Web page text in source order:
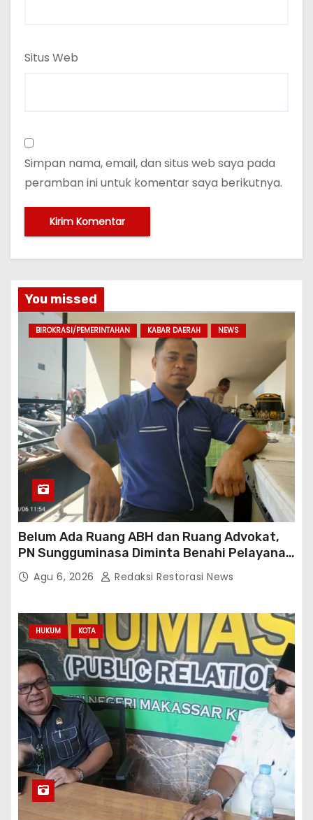
Situs Web
Simpan nama, email, dan situs web saya pada
peramban ini untuk komentar saya berikutnya.
You missed
BIROKRASI/PEMERINTAHAN KABAR DAERAH NEWS
Belum Ada Ruang ABH dan Ruang Advokat,
PN Sungguminasa Diminta Benahi Pelayanan
PublikAgu 6, 2026 Redaksi Restorasi News
HUKUM KOTA